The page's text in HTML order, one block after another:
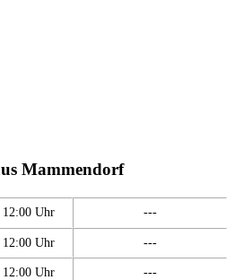
Mammendorf
Uhr ---
Uhr ---
Uhr ---